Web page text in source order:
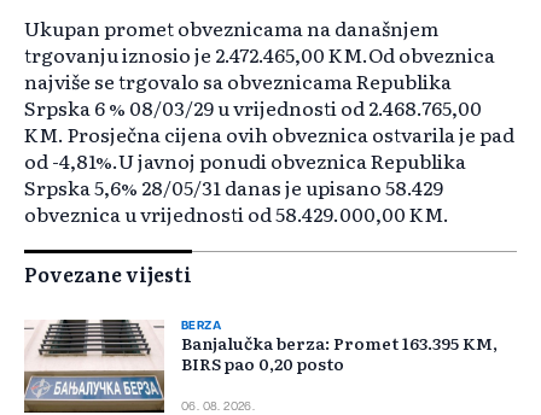
Ukupan promet obveznicama na današnjem
trgovanju iznosio je 2.472.465,00 KM.Od obveznica
najviše se trgovalo sa obveznicama Republika
Srpska 6 % 08/03/29 u vrijednosti od 2.468.765,00
KM. Prosječna cijena ovih obveznica ostvarila je pad
od -4,81%.U javnoj ponudi obveznica Republika
Srpska 5,6% 28/05/31 danas je upisano 58.429
obveznica u vrijednosti od 58.429.000,00 KM.
Povezane vijesti
BERZA
Banjalučka berza: Promet 163.395 KM,
BIRS pao 0,20 posto
06. 08. 2026.